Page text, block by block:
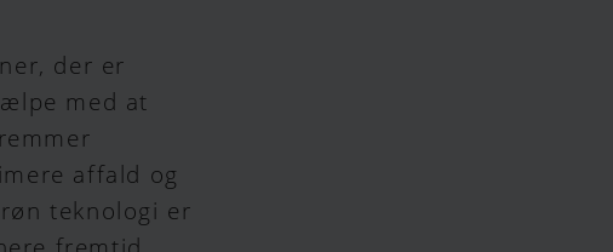
der er
med at
affald og
teknologi er